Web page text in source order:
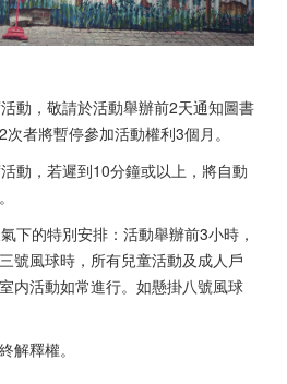
動，敬請於活動舉辦前2天通知圖書
者將暫停參加活動權利3個月。
動，若遲到10分鐘或以上，將自動
下的特別安排：活動舉辦前3小時，
號風球時，所有兒童活動及成人戶
内活動如常進行。如懸掛八號風球
解釋權。